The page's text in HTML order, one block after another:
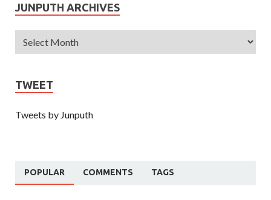
JUNPUTH ARCHIVES
TWEET
Tweets by Junputh
POPULAR COMMENTS TAGS